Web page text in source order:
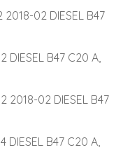
2018-02 DIESEL B47
DIESEL B47 C20 A,
2018-02 DIESEL B47
DIESEL B47 C20 A,